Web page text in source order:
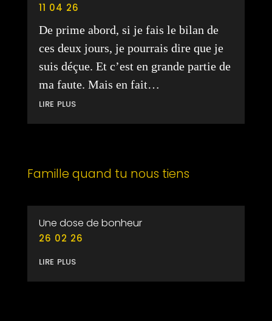
11 04 26
De prime abord, si je fais le bilan de
ces deux jours, je pourrais dire que je
suis déçue. Et c’est en grande partie de
ma faute. Mais en fait…
lire plus
Famille quand tu nous tiens
Une dose de bonheur
26 02 26
lire plus